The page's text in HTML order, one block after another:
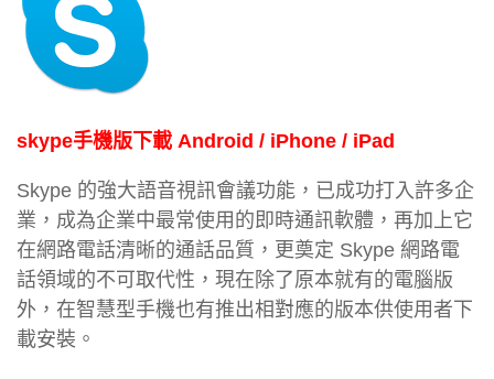
skype手機版下載 Android / iPhone / iPad
Skype 的強大語音視訊會議功能，已成功打入許多企
業，成為企業中最常使用的即時通訊軟體，再加上它
在網路電話清晰的通話品質，更奠定 Skype 網路電
話領域的不可取代性，現在除了原本就有的電腦版
外，在智慧型手機也有推出相對應的版本供使用者下
載安裝。